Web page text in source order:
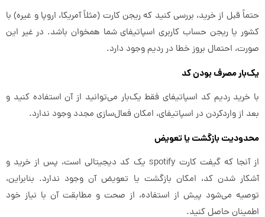
حتماً قبل از خرید، بررسی کنید که ریجن کارت (مثلاً آمریکا، اروپا و غیره) با
کشور یا ریجن حساب کاربری اسپاتیفای شما همخوان باشد. در غیر این
‌صورت، احتمال بروز خطا در ردیم وجود دارد.
یک‌بار مصرف بودن کد
با خرید ردیم کد اسپاتیفای فقط یک‌بار می‌توانید از آن استفاده کنید و
بعد از واردکردن در اسپاتیفای، امکان فعال‌سازی مجدد وجود ندارد.
محدودیت بازگشت یا تعویض
از آنجا که گیفت کارت spotify یک کد دیجیتالی است، پس از خرید و
آشکار شدن کد، امکان بازگشت یا تعویض آن وجود ندارد. بنابراین،
توصیه می‌شود پیش از استفاده، از صحت و مطابقت آن با نیاز خود
اطمینان حاصل کنید.